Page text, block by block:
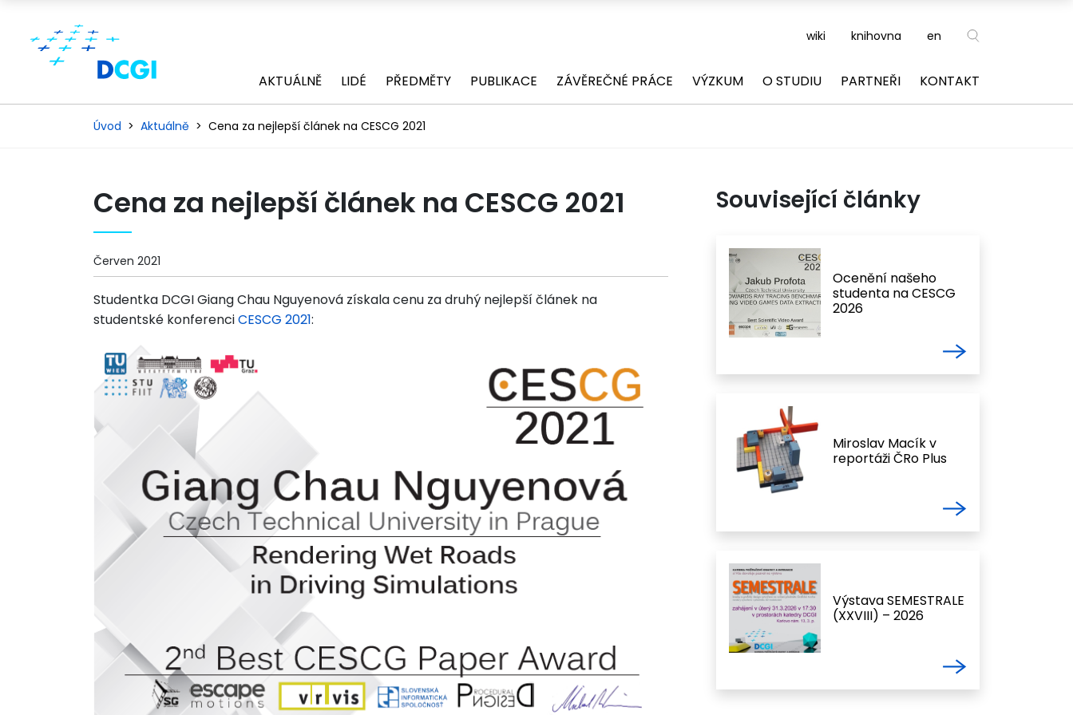
wiki knihovna en
AKTUÁLNĚ LIDÉ PŘEDMĚTY PUBLIKACE ZÁVĚREČNÉ PRÁCE VÝZKUM O STUDIU PARTNEŘI KONTAKT
Úvod Aktuálně Cena za nejlepší článek na CESCG 2021
Cena za nejlepší článek na CESCG 2021
Červen 2021
Studentka DCGI Giang Chau Nguyenová získala cenu za druhý nejlepší článek na
studentské konferenciCESCG 2021:
Související články
Ocenění našeho
studenta na CESCG
2026
Miroslav Macík v
reportáži ČRo Plus
Výstava SEMESTRALE
(XXVIII) – 2026